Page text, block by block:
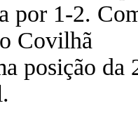
por 1-2.
Covilhã
posição da